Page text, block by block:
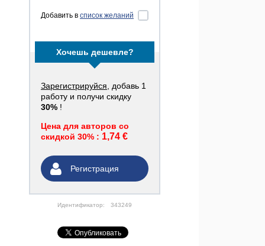
Добавить в список желаний
Хочешь дешевле?
Зарегистрируйся , добавь 1
работу и получи скидку
30% !
Цена для авторов со
скидкой 30% : 1,74 €
Регистрация
Идентификатор: 343249